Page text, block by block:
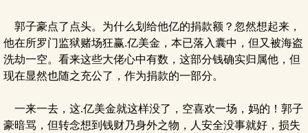
郭子豪点了点头。为什么划给他亿的捐款额？忽然想起来，
他在所罗门监狱赌场狂赢.亿美金，本已落入囊中，但又被海盗
洗劫一空。看来这些大佬心中有数，这部分钱确实归属他，但
现在显然也随之充公了，作为捐款的一部分。
一来一去，这.亿美金就这样没了，空喜欢一场，妈的！郭子
豪暗骂，但转念想到钱财乃身外之物，人安全没事就好，损失